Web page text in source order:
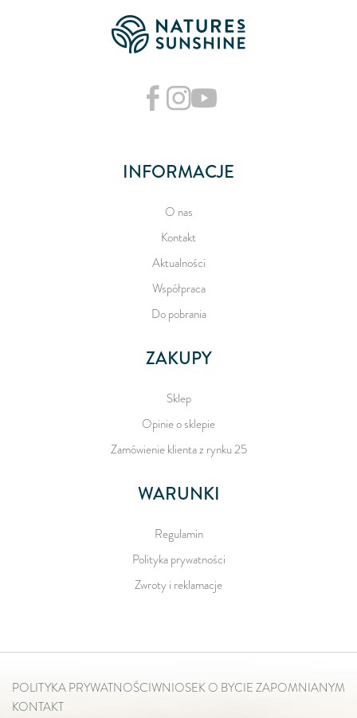
INFORMACJE
O nas
Kontakt
Aktualności
Współpraca
Do pobrania
ZAKUPY
Sklep
Opinie o sklepie
Zamówienie klienta z rynku 25
WARUNKI
Regulamin
Polityka prywatności
Zwroty i reklamacje
POLITYKA PRYWATNOŚCIWNIOSEK O BYCIE ZAPOMNIANYM
KONTAKT